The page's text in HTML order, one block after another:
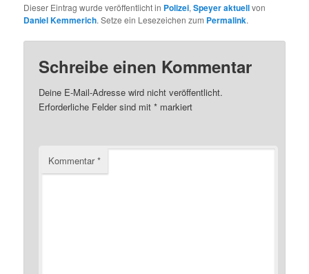
Dieser Eintrag wurde veröffentlicht in Polizei,Speyer aktuellvon
Daniel Kemmerich. Setze ein Lesezeichen zum Permalink.
Schreibe einen Kommentar
Deine E-Mail-Adresse wird nicht veröffentlicht.
Erforderliche Felder sind mit* markiert
Kommentar*